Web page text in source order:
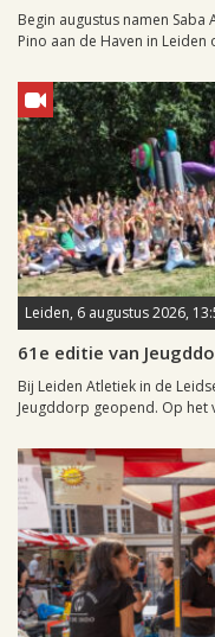
Begin augustus namen Saba
Pino aan de Haven in Leiden
Leiden, 6 augustus 2026,
61e editie van
Bij Leiden Atletiek in de
Jeugddorp geopend. Op het